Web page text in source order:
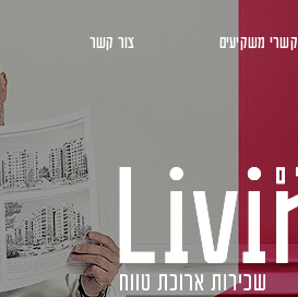
קשרי משקיעים צור קשר